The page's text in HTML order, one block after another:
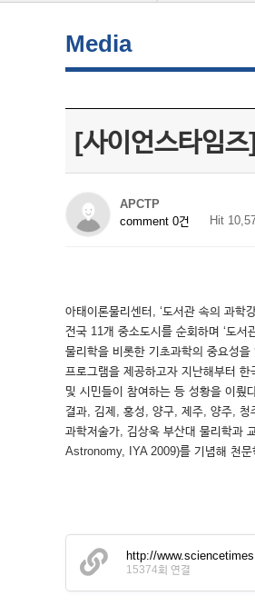
Media
[사이언스타임
APCTP
comment 0건
Hit
아태이론물리센터, ‘도서관 속의 과
전국 11개 중소도시를 순회하며 ‘도
물리학을 비롯한 기초과학의 중요성
프로그램을 제공하고자 지난해부터
및 시민들이 참여하는 등 성황을 이뤘
결과, 김제, 홍성, 양구, 제주, 양주, 청
과학저술가, 김상욱 부산대 물리학과
Astronomy, IYA 2009)를 기념해 천문
http://
15374회 연결